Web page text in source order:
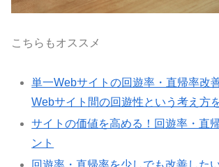
こちらもオススメ
単一Webサイトの回遊率・直帰率改
Webサイト間の回遊性という考え方
サイトの価値を高める！回遊率・直
ント